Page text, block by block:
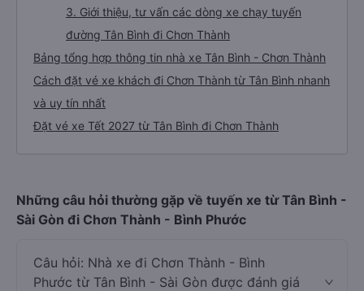
3. Giới thiệu, tư vấn các dòng xe chạy tuyến
đường Tân Bình đi Chơn Thành
Bảng tổng hợp thông tin nhà xe Tân Bình - Chơn Thành
Cách đặt vé xe khách đi Chơn Thành từ Tân Bình nhanh
và uy tín nhất
Đặt vé xe Tết 2027 từ Tân Bình đi Chơn Thành
Những câu hỏi thường gặp về tuyến xe từ Tân Bình -
Sài Gòn đi Chơn Thành - Bình Phước
Câu hỏi: Nhà xe đi Chơn Thành - Bình
Phước từ Tân Bình - Sài Gòn được đánh giá